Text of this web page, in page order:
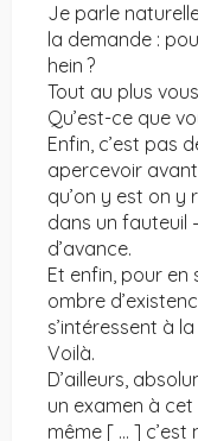
Je parle
la demande :
hein ?
Tout au plus
Qu’est-ce que
Enfin, c’est pas
apercevoir avant
qu’on y est on
dans un fauteuil
d’avance.
Et enfin, pour
ombre
s’intéressent à
Voilà.
D’ailleurs,
un examen à
même [ … ]